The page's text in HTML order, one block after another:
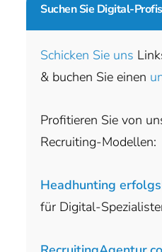
Suchen Sie Digital-
Schicken Sie uns
& buchen Sie einen
Profitieren Sie von
Recruiting-Modellen:
Headhunting
für Digital-